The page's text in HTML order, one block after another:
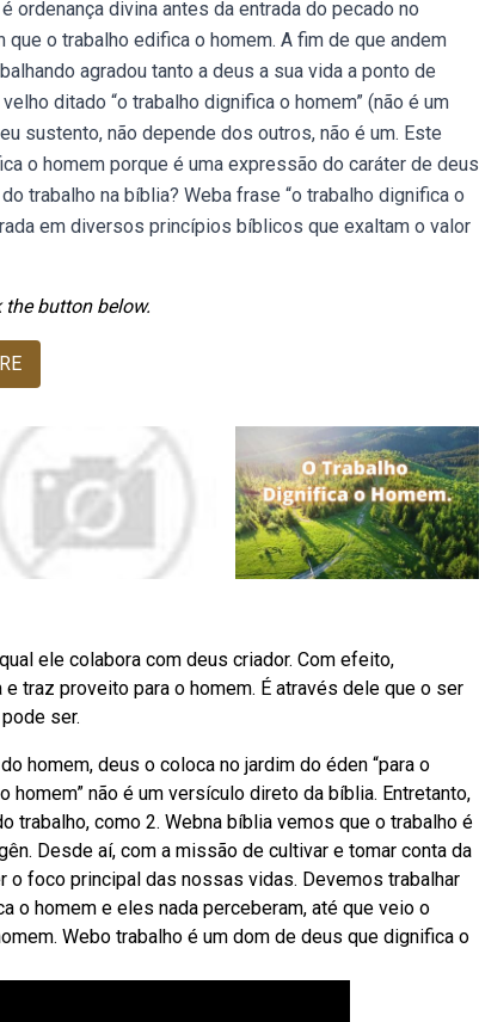
ordenança divina antes da entrada do pecado no
o trabalho edifica o homem. A fim de que andem
agradou tanto a deus a sua vida a ponto de
ditado “o trabalho dignifica o homem” (não é um
sustento, não depende dos outros, não é um. Este
o homem porque é uma expressão do caráter de deus
trabalho na bíblia? Weba frase “o trabalho dignifica o
em diversos princípios bíblicos que exaltam o valor
button below.
ele colabora com deus criador. Com efeito,
traz proveito para o homem. É através dele que o ser
ser.
homem, deus o coloca no jardim do éden “para o
homem” não é um versículo direto da bíblia. Entretanto,
como 2. Webna bíblia vemos que o trabalho é
Desde aí, com a missão de cultivar e tomar conta da
o foco principal das nossas vidas. Devemos trabalhar
o homem e eles nada perceberam, até que veio o
Webo trabalho é um dom de deus que dignifica o